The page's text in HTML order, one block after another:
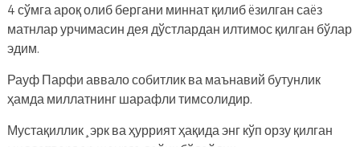
4 сўмга ароқ олиб бергани миннат қилиб ëзилган саëз
матнлар урчимасин дея дўстлардан илтимос қилган бўлар
эдим.
Рауф Парфи аввало собитлик ва маънавий бутунлик
ҳамда миллатнинг шарафли тимсолидир.
Мустақиллик¸эрк ва ҳуррият ҳақида энг кўп орзу қилган